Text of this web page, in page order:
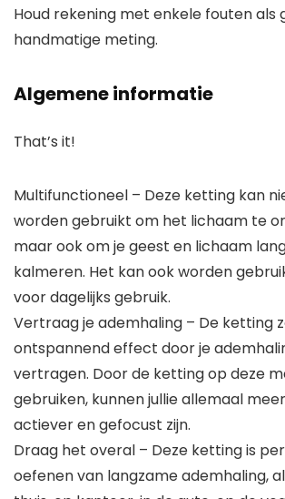
Houd rekening met enkele fouten als
handmatige meting.
Algemene informatie
That’s it!
Multifunctioneel – Deze ketting kan
worden gebruikt om het lichaam te
maar ook om je geest en lichaam
kalmeren. Het kan ook worden
voor dagelijks gebruik.
Vertraag je ademhaling – De ketting
ontspannend effect door je
vertragen. Door de ketting op deze
gebruiken, kunnen jullie allemaal
actiever en gefocust zijn.
Draag het overal – Deze ketting is
oefenen van langzame ademhaling,